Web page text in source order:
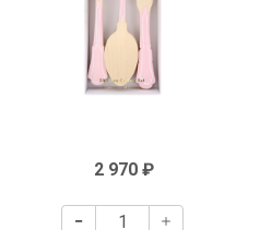
2 970 ₽